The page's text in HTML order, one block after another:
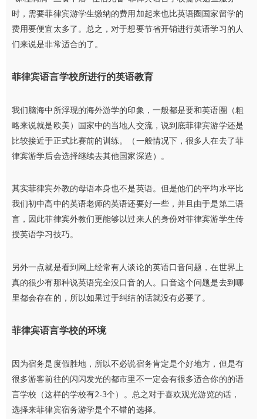
时，需要菲律宾游学生缴纳的费用加起来也比英语圈国家留学的
费用要便宜太多了。总之，对于想要节省开销进行英语学习的人
们来说是非常适合的了。
菲律宾语言学校所进行的英语教育
我们脑海中所浮现的海外游学的印象，一般都是要和英语圈（粗
略来说就是欧美）国家中的当地人交流，说到底菲律宾游学还是
比较接近于正式比赛前的训练。（一般情况下，很多人在去了菲
律宾游学后会选择继续去其他国家深造）。
其实菲律宾外教的母语本身也不是英语。但是他们的平均水平比
我们初中高中的英语老师的英语还要好一些，并且由于是第二语
言，因此菲律宾外教们更能够以过来人的身份对菲律宾游学生传
授英语学习技巧。
另外一点就是看到网上经常有人谈论的英语口音问题，在世界上
真的很少有那种说英语完全没口音的人。口音这个问题是去到哪
里都会存在的，所以如果过于纠结的话就没有必要了。
菲律宾语言学校的环境
因为宿务是度假胜地，所以不必说宿务肯定是个好地方，但是有
很多游客前往的闪闪发光的都市里不一定会有很多适合你的的语
言学校（这样的学校有2-3个）。 总之对于喜欢观光游览的话，
选择来菲律宾宿务游学是个不错的选择。